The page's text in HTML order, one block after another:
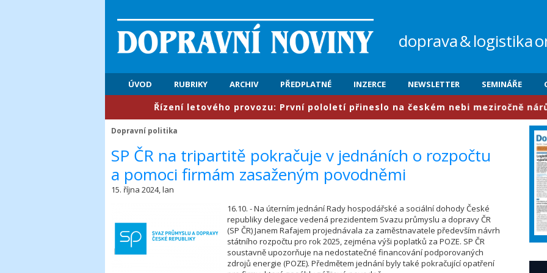
doprava&logistika
ÚVOD RUBRIKY ARCHIV PŘEDPLATNÉ INZERCE NEWSLETTER SEMINÁŘE
​Řízení letového provozu: První pololetí přineslo na českém nebi meziročně nárůst
Dopravní politika
​SP ČR na tripartitě pokračuje v jednáních o rozpočtu
a pomoci firmám zasaženým povodněmi
15. října 2024, lan
16.10. - Na úterním jednání Rady hospodářské a sociální dohody České
republiky delegace vedená prezidentem Svazu průmyslu a dopravy ČR
(SP ČR) Janem Rafajem projednávala za zaměstnavatele především návrh
státního rozpočtu pro rok 2025, zejména výši poplatků za POZE. SP ČR
soustavně upozorňuje na nedostatečné financování podporovaných
zdrojů energie (POZE). Předmětem jednání byly také pokračující opatření